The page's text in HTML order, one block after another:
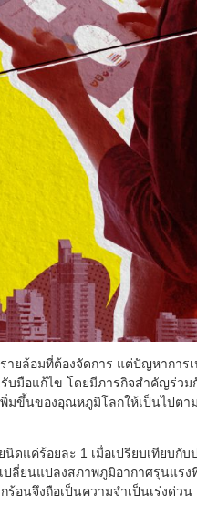
ยล้อมที่ต้องจัดการ แต่ปัญหาการ
มือแก้ไข โดยมีภารกิจสำคัญร่วม
พิ่มขึ้นของอุณหภูมิโลกให้เป็นไปตา
ดแค่ร้อยละ 1 เมื่อเปรียบเทียบกับ
ปลี่ยนแปลงสภาพภูมิอากาศรุนแรง
อนจึงถือเป็นความจำเป็นเร่งด่วน